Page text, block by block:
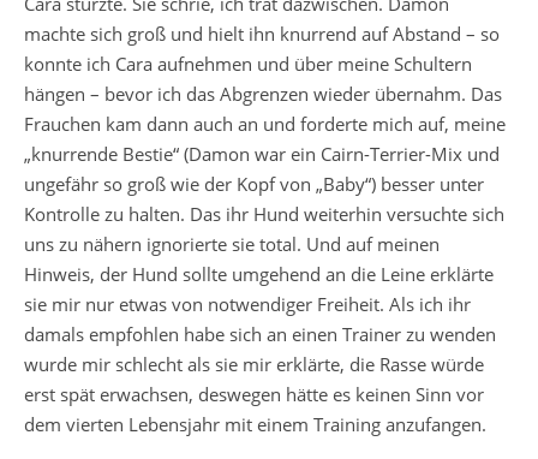
machte sich groß und hielt ihn knurrend auf Abstand – so
konnte ich Cara aufnehmen und über meine Schultern
hängen – bevor ich das Abgrenzen wieder übernahm. Das
Frauchen kam dann auch an und forderte mich auf, meine
„knurrende Bestie“ (Damon war ein Cairn-Terrier-Mix und
ungefähr so groß wie der Kopf von „Baby“) besser unter
Kontrolle zu halten. Das ihr Hund weiterhin versuchte sich
uns zu nähern ignorierte sie total. Und auf meinen
Hinweis, der Hund sollte umgehend an die Leine erklärte
sie mir nur etwas von notwendiger Freiheit. Als ich ihr
damals empfohlen habe sich an einen Trainer zu wenden
wurde mir schlecht als sie mir erklärte, die Rasse würde
erst spät erwachsen, deswegen hätte es keinen Sinn vor
dem vierten Lebensjahr mit einem Training anzufangen.